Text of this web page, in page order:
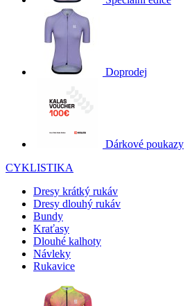
Doprodej
Dárkové poukazy
CYKLISTIKA
Dresy krátký rukáv
Dresy dlouhý rukáv
Bundy
Kraťasy
Dlouhé kalhoty
Návleky
Rukavice